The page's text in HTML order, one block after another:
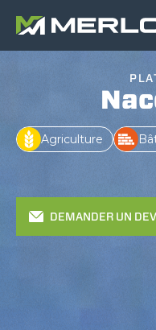
Agriculture
DEMANDER UN